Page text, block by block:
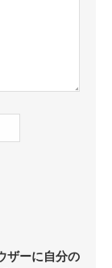
ザーに自分の